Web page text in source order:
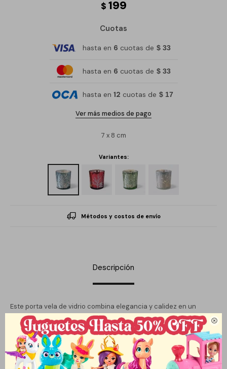

$ 199
Cuotas
hasta en 6 cuotas de $ 33
hasta en 6 cuotas de $ 33
hasta en 12 cuotas de $ 17
Ver más medios de pago
7 x 8 cm
Variantes:
Métodos y costos de envío
Descripción
Este porta vela de vidrio combina elegancia y calidez en un
diseño inspirado en la temporada navideña. Su acabado
translúcido con delicados motivos invernales permite que la luz
de la vela se refleje suavemente, creando una atmósfera
acogedora y festiva. Ideal para decorar mesas, repisas o centros